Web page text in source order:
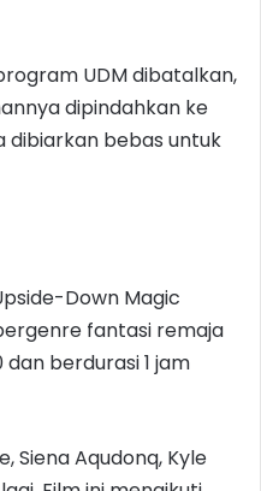
UDM dibatalkan,
dipindahkan ke
dibiarkan bebas untuk
Down Magic
fantasi remaja
berdurasi 1 jam
Siena Aqudonq, Kyle